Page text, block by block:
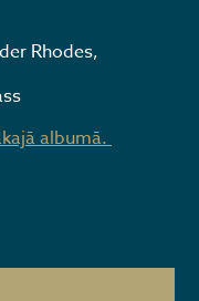
Rhodes,
albumā.